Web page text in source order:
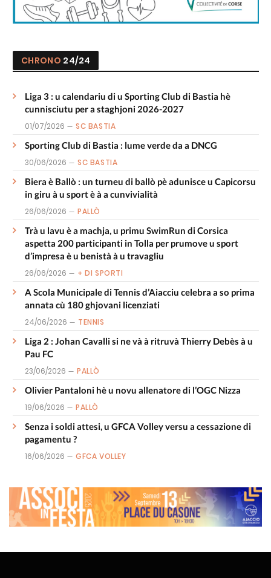
CHRONO 24/24
Liga 3 : u calendariu di u Sporting Club di Bastia hè
cunnisciutu per a staghjoni 2026-2027
01/07/2026 SC BASTIA
Sporting Club di Bastia : lume verde da a DNCG
30/06/2026 SC BASTIA
Biera è Ballò : un turneu di ballò pè adunisce u Capicorsu
in giru à u sport è à a cunvivialità
26/06/2026 PALLÒ
Trà u lavu è a machja, u primu SwimRun di Corsica
aspetta 200 participanti in Tolla per prumove u sport
d’impresa è u benistà à u travagliu
26/06/2026 + DI SPORTI
A Scola Municipale di Tennis d’Aiacciu celebra a so prima
annata cù 180 ghjovani licenziati
24/06/2026 TENNIS
Liga 2 : Johan Cavalli si ne và à ritruvà Thierry Debès à u
Pau FC
23/06/2026 PALLÒ
Olivier Pantaloni hè u novu allenatore di l’OGC Nizza
19/06/2026 PALLÒ
Senza i soldi attesi, u GFCA Volley versu a cessazione di
pagamentu ?
16/06/2026 GFCA VOLLEY